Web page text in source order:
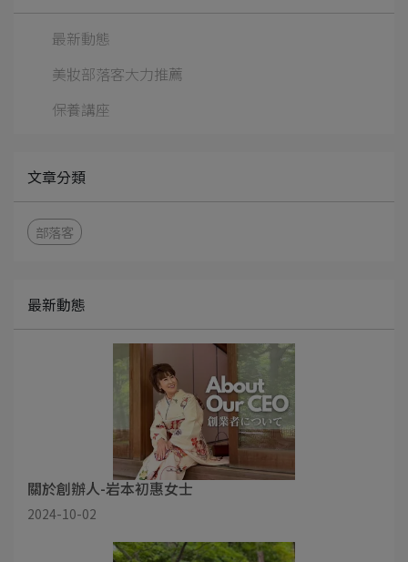
最新動態
美妝部落客大力推薦
保養講座
文章分類
部落客
最新動態
關於創辦人-岩本初惠女士
2024-10-02